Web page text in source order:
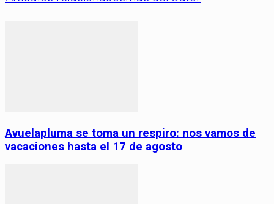
Avuelapluma se toma un respiro: nos vamos de
vacaciones hasta el 17 de agosto